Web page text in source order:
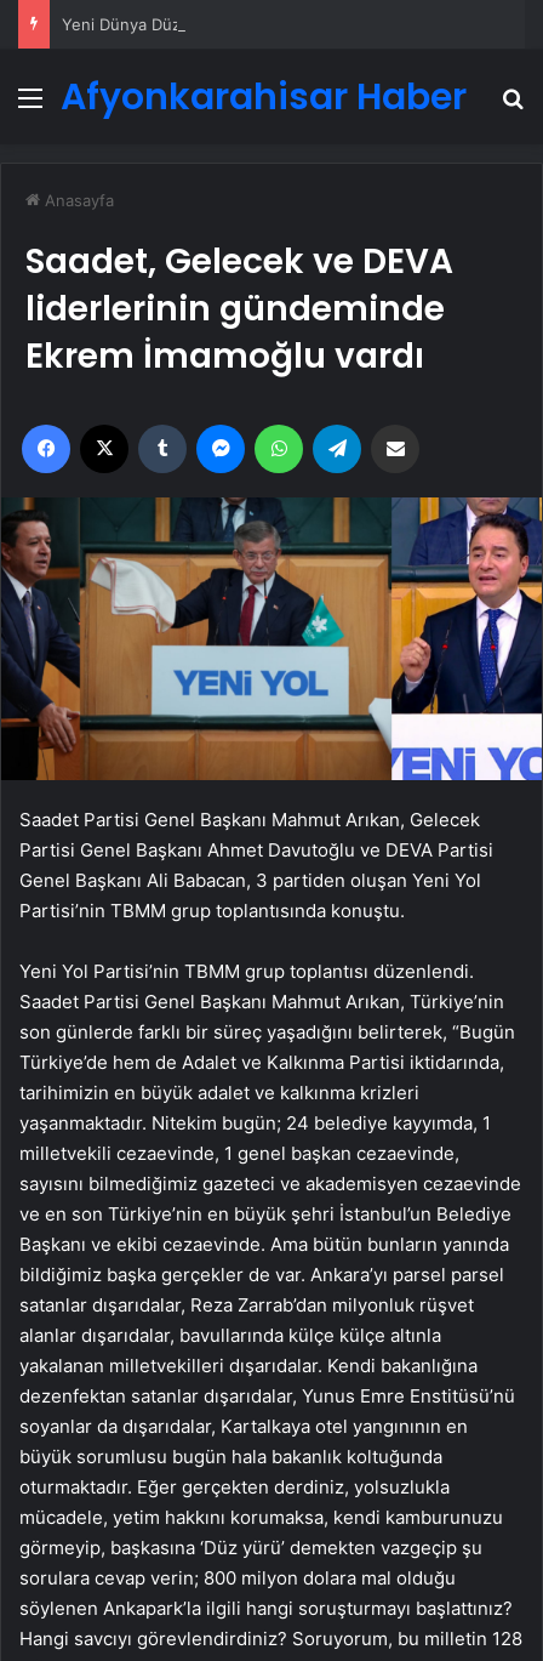
Menü
Afyonkarahisar Haber
Anasayfa
Saadet, Gelecek ve DEVA
liderlerinin gündeminde
Ekrem İmamoğlu vardı
Facebook Tumblr MessengerWhatsApp
Saadet Partisi Genel Başkanı Mahmut Arıkan, Gelecek
Partisi Genel Başkanı Ahmet Davutoğlu ve DEVA Partisi
Genel Başkanı Ali Babacan, 3 partiden oluşan Yeni Yol
Partisi’nin TBMM grup toplantısında konuştu.
Yeni Yol Partisi’nin TBMM grup toplantısı düzenlendi.
Saadet Partisi Genel Başkanı Mahmut Arıkan, Türkiye’nin
son günlerde farklı bir süreç yaşadığını belirterek, “Bugün
Türkiye’de hem de Adalet ve Kalkınma Partisi iktidarında,
tarihimizin en büyük adalet ve kalkınma krizleri
yaşanmaktadır. Nitekim bugün; 24 belediye kayyımda, 1
milletvekili cezaevinde, 1 genel başkan cezaevinde,
sayısını bilmediğimiz gazeteci ve akademisyen cezaevinde
ve en son Türkiye’nin en büyük şehri İstanbul’un Belediye
Başkanı ve ekibi cezaevinde. Ama bütün bunların yanında
bildiğimiz başka gerçekler de var. Ankara’yı parsel parsel
satanlar dışarıdalar, Reza Zarrab’dan milyonluk rüşvet
alanlar dışarıdalar, bavullarında külçe külçe altınla
yakalanan milletvekilleri dışarıdalar. Kendi bakanlığına
dezenfektan satanlar dışarıdalar, Yunus Emre Enstitüsü’nü
soyanlar da dışarıdalar, Kartalkaya otel yangınının en
büyük sorumlusu bugün hala bakanlık koltuğunda
oturmaktadır. Eğer gerçekten derdiniz, yolsuzlukla
mücadele, yetim hakkını korumaksa, kendi kamburunuzu
görmeyip, başkasına ‘Düz yürü’ demekten vazgeçip şu
sorulara cevap verin; 800 milyon dolara mal olduğu
söylenen Ankapark’la ilgili hangi soruşturmayı başlattınız?
Hangi savcıyı görevlendirdiniz? Soruyorum, bu milletin 128